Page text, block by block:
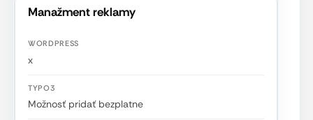
Manažment reklamy
x
Možnosť pridať bezplatne